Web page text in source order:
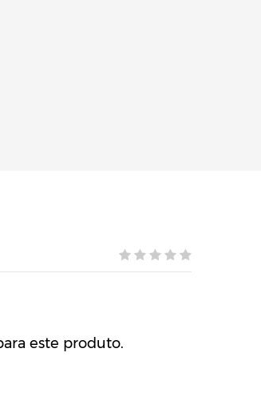
este produto.